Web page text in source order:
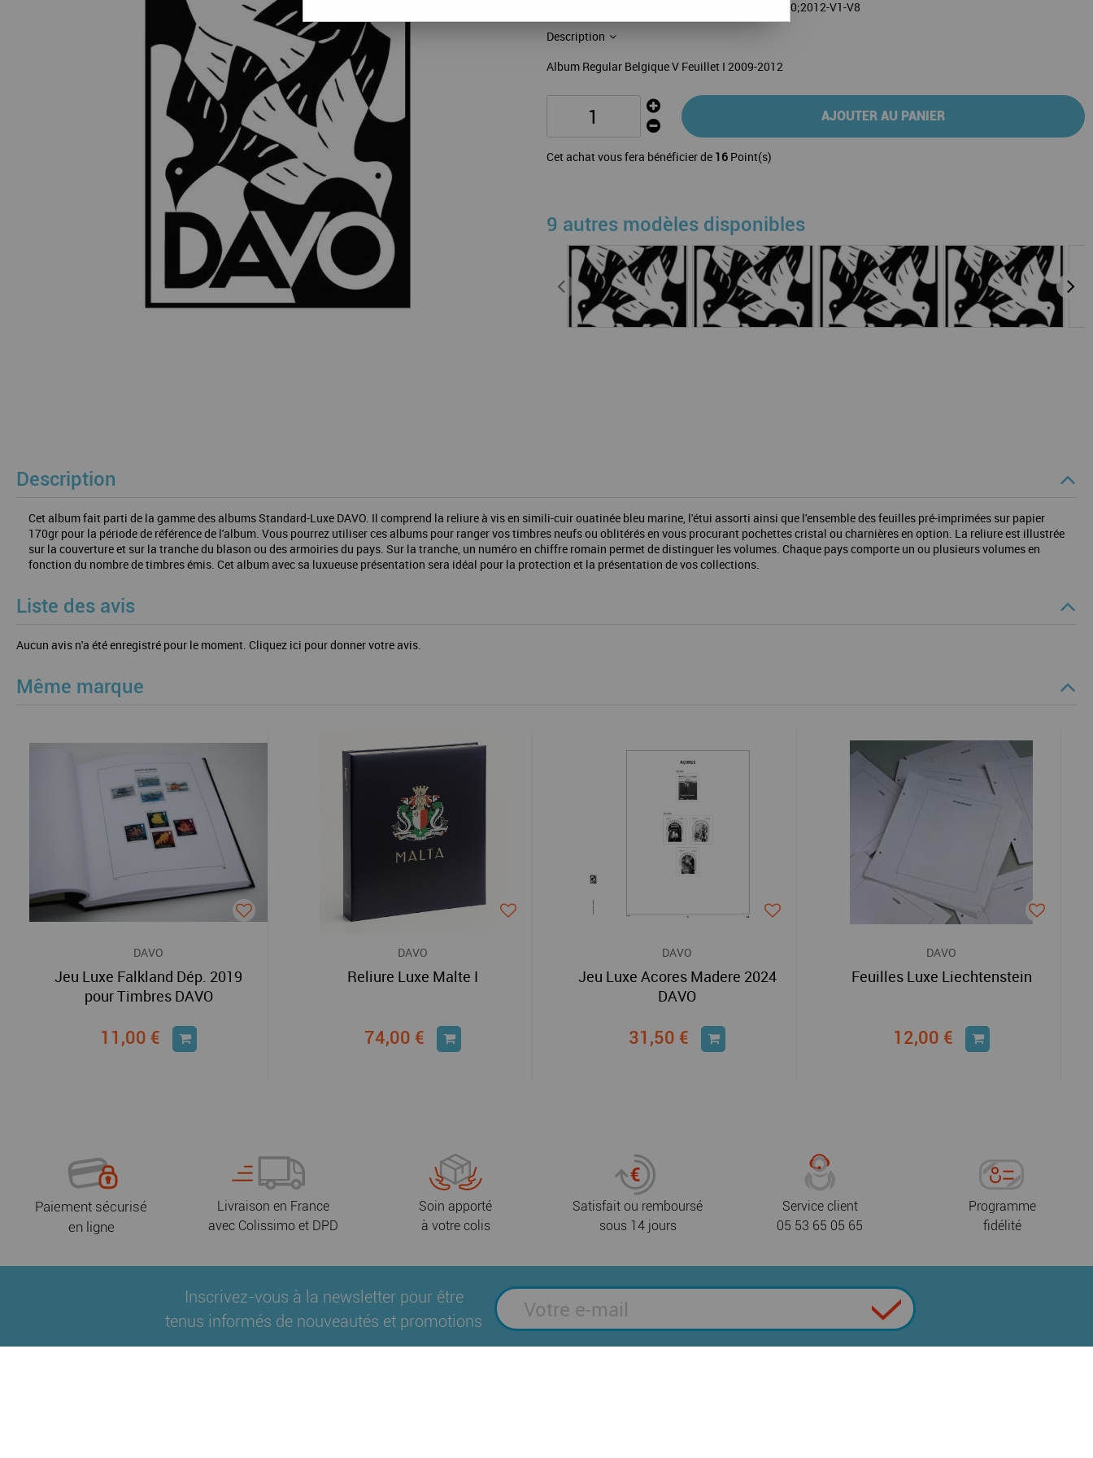
42 feuilles: 2009:V1-10;2010:V1-14;2011:V1-V10;2012-V1-V8
Description
Album Regular Belgique V Feuillet I 2009-2012
AJOUTER AU PANIER
Cet achat vous fera bénéficier de 16 Point(s)
9 autres modèles disponibles
Description
Cet album fait parti de la gamme des albums Standard-Luxe DAVO. Il comprend la reliure à vis en simili-cuir ouatinée bleu marine, l'étui assorti ainsi que l'ensemble des feuilles pré-imprimées sur papier
170gr pour la période de référence de l'album. Vous pourrez utiliser ces albums pour ranger vos timbres neufs ou oblitérés en vous procurant pochettes cristal ou charnières en option. La reliure est illustrée
sur la couverture et sur la tranche du blason ou des armoiries du pays. Sur la tranche, un numéro en chiffre romain permet de distinguer les volumes. Chaque pays comporte un ou plusieurs volumes en
fonction du nombre de timbres émis. Cet album avec sa luxueuse présentation sera idéal pour la protection et la présentation de vos collections.
Liste des avis
Aucun avis n'a été enregistré pour le moment. Cliquez ici pour donner votre avis.
Même marque
DAVO
Jeu Luxe Falkland Dép. 2019
pour Timbres DAVO
11,00 €
DAVO
Reliure Luxe Malte I
74,00 €
DAVO
Jeu Luxe Acores Madere 2024
DAVO
31,50 €
DAVO
Feuilles Luxe Liechtenstein
12,00 €
Paiement sécurisé
en ligne
Livraison en France
avec Colissimo et DPD
Soin apporté
à votre colis
Satisfait ou remboursé
sous 14 jours
Service client
05 53 65 05 65
Programme
fidélité
Inscrivez-vous à la newsletter pour être
tenus informés de nouveautés et promotions